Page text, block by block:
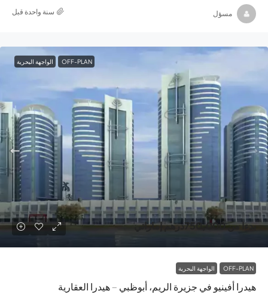
مسؤل ‏سنة واحدة قبل
OFF-PLAN الواجهة البحرية
بدءا من750,000درهم إماراتي
OFF-PLAN الواجهة البحرية
هيدرا أفينيو في جزيرة الريم، أبوظبي – هيدرا العقارية